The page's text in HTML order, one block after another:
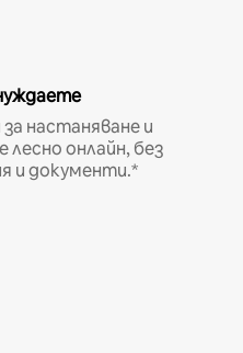
настаняване и
лесно онлайн, без
и документи.*